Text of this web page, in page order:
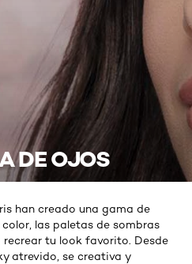
DE OJOS
han creado una gama de
las paletas de sombras
tu look favorito. Desde
atrevido, se creativa y